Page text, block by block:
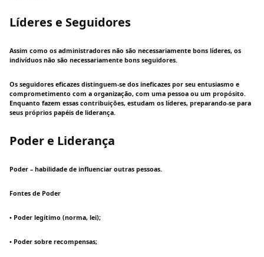
Líderes e Seguidores
Assim como os administradores não são necessariamente bons líderes, os
indivíduos não são necessariamente bons seguidores.
Os seguidores eficazes distinguem-se dos ineficazes por seu entusiasmo e
comprometimento com a organização, com uma pessoa ou um propósito.
Enquanto fazem essas contribuições, estudam os líderes, preparando-se para
seus próprios papéis de liderança.
Poder e Liderança
Poder – habilidade de influenciar outras pessoas.
Fontes de Poder
• Poder legítimo (norma, lei);
• Poder sobre recompensas;